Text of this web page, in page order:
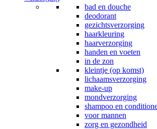
bad en douche
deodorant
gezichtsverzorging
haarkleuring
haarverzorging
handen en voeten
in de zon
kleintje (op komst)
lichaamsverzorging
make-up
mondverzorging
shampoo en
voor mannen
zorg en gezondheid